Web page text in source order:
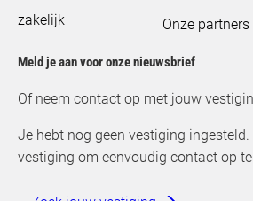
zakelijk
Onze partners
Meld je aan voor onze nieuwsbrief
Of neem contact op met jouw
Je hebt nog geen vestiging ingesteld.
vestiging om eenvoudig contact op